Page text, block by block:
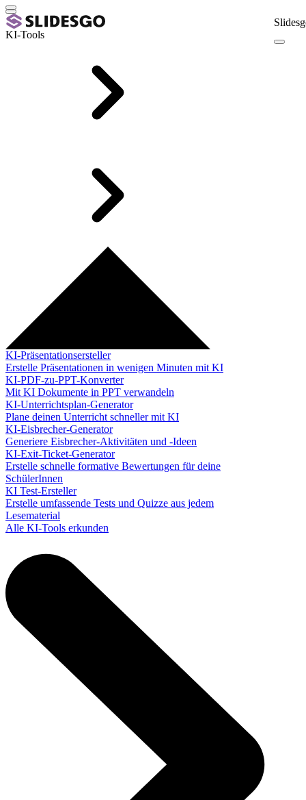
KI-Tools
KI-Präsentationsersteller
Erstelle Präsentationen in wenigen Minuten mit KI
KI-PDF-zu-PPT-Konverter
Mit KI Dokumente in PPT verwandeln
KI-Unterrichtsplan-Generator
Plane deinen Unterricht schneller mit KI
KI-Eisbrecher-Generator
Generiere Eisbrecher-Aktivitäten und -Ideen
KI-Exit-Ticket-Generator
Erstelle schnelle formative Bewertungen für deine
SchülerInnen
KI Test-Ersteller
Erstelle umfassende Tests und Quizze aus jedem
Lesematerial
Alle KI-Tools erkunden